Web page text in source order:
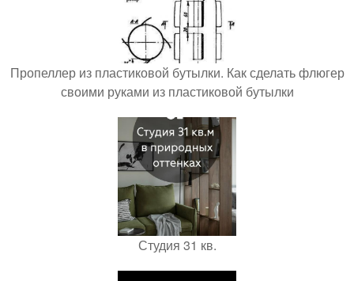
Пропеллер из пластиковой бутылки. Как сделать флюгер
своими руками из пластиковой бутылки
Студия 31 кв.